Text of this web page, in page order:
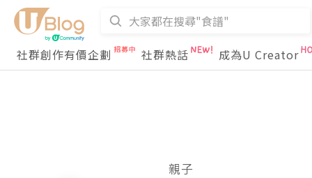
社群創作有價企劃 社群熱話 成為U Creator
親子